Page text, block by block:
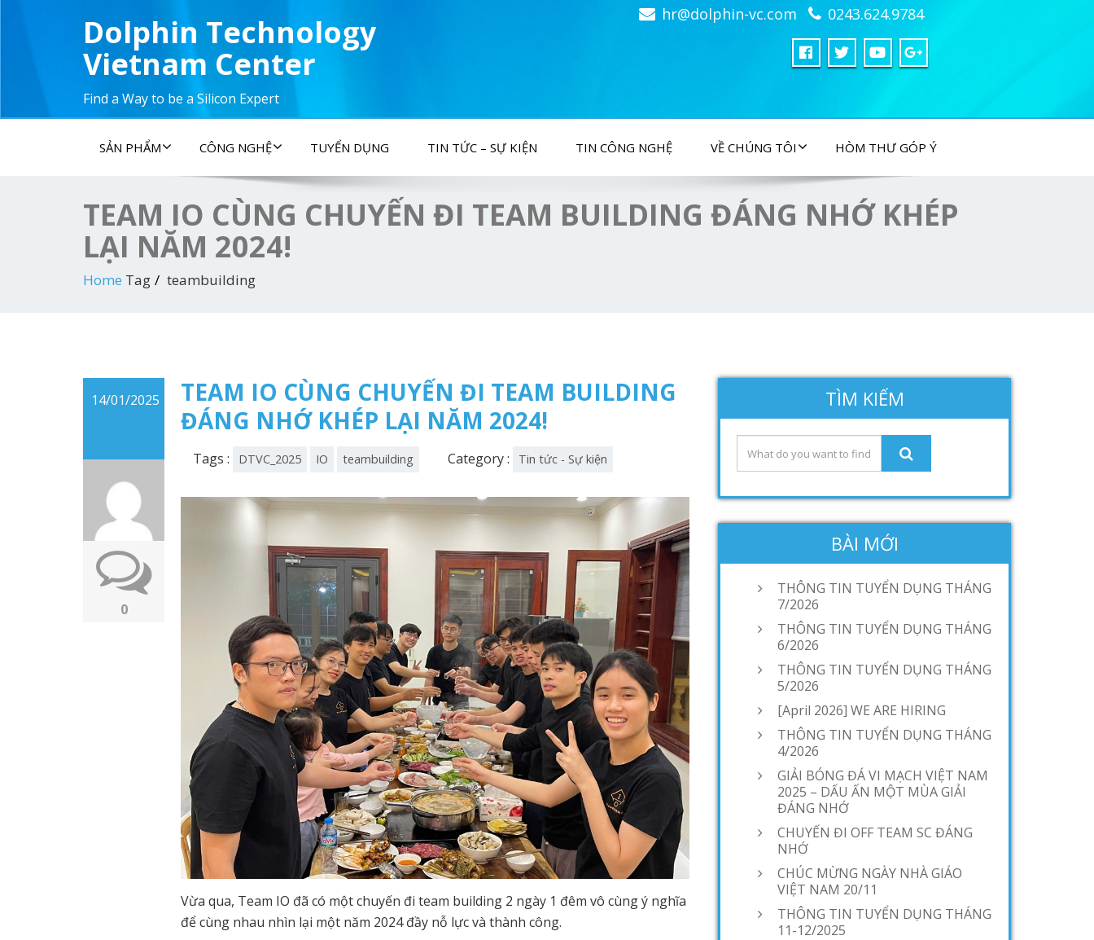
Dolphin Technology
Vietnam Center
Find a Way to be a Silicon Expert
hr@dolphin-vc.com 0243.624.9784
SẢN PHẨM CÔNG NGHỆ TUYỂN DỤNG TIN TỨC – SỰ KIỆN TIN CÔNG NGHỆ VỀ CHÚNG TÔI HÒM THƯ GÓP Ý
TEAM IO CÙNG CHUYẾN ĐI TEAM BUILDING ĐÁNG NHỚ KHÉP
LẠI NĂM 2024!
Home Tag teambuilding
14/01/2025
0
TEAM IO CÙNG CHUYẾN ĐI TEAM BUILDING
ĐÁNG NHỚ KHÉP LẠI NĂM 2024!
Tags : DTVC_2025 IO teambuilding Category : Tin tức - Sự kiện
Vừa qua, Team IO đã có một chuyến đi team building 2 ngày 1 đêm vô cùng ý nghĩa
để cùng nhau nhìn lại một năm 2024 đầy nỗ lực và thành công.
TÌM KIẾM
BÀI MỚI
THÔNG TIN TUYỂN DỤNG THÁNG
7/2026
THÔNG TIN TUYỂN DỤNG THÁNG
6/2026
THÔNG TIN TUYỂN DỤNG THÁNG
5/2026
[April 2026] WE ARE HIRING
THÔNG TIN TUYỂN DỤNG THÁNG
4/2026
GIẢI BÓNG ĐÁ VI MẠCH VIỆT NAM
2025 – DẤU ẤN MỘT MÙA GIẢI
ĐÁNG NHỚ
CHUYẾN ĐI OFF TEAM SC ĐÁNG
NHỚ
CHÚC MỪNG NGÀY NHÀ GIÁO
VIỆT NAM 20/11
THÔNG TIN TUYỂN DỤNG THÁNG
11-12/2025